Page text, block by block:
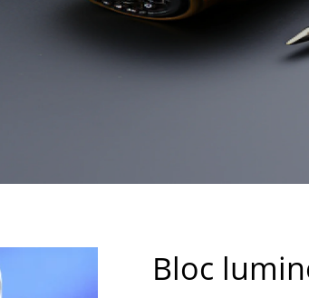
Bloc